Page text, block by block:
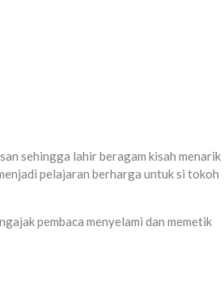
sehingga lahir beragam kisah menarik
pelajaran berharga untuk si tokoh
pembaca menyelami dan memetik